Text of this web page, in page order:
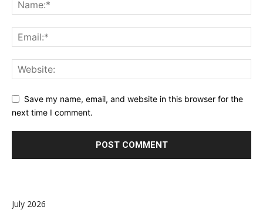
Save my name, email, and website in this browser for the
next time I comment.
July 2026